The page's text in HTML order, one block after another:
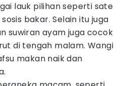
lauk pilihan seperti sate
bakar. Selain itu juga
suwiran ayam juga cocok
di tengah malam. Wangi
makan naik dan